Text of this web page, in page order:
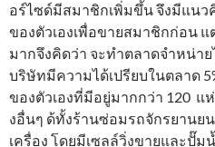
อร์ไซด์มีสมาชิกเพิ่มขึ้น จึงมีแนว
ของตัวเองเพื่อขายสมาชิกก่อน
มากจึงคิดว่า จะทำตลาดจำหน่าย
บริษัทมีความได้เปรียบในตลาด
ของตัวเองที่มีอยู่มากกว่า 120 แ
งอื่นๆ ด้ทั้งร้านซ่อมรถจักรยานย
เครื่อง โดยมีเซลล์วิ่งขายและปั๊ม